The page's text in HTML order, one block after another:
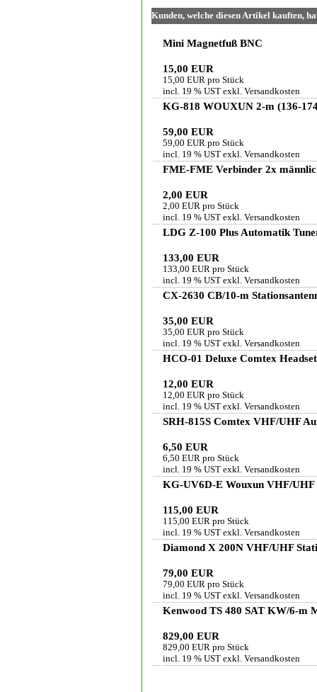
Kunden, welche diesen Artikel kauften,
Mini Magnetfuß BNC
15,00 EUR
15,00 EUR pro Stück
incl. 19 % UST exkl. Versandkosten
KG-818 WOUXUN 2-m (136-
59,00 EUR
59,00 EUR pro Stück
incl. 19 % UST exkl. Versandkosten
FME-FME Verbinder 2x
2,00 EUR
2,00 EUR pro Stück
incl. 19 % UST exkl. Versandkosten
LDG Z-100 Plus Automatik
133,00 EUR
133,00 EUR pro Stück
incl. 19 % UST exkl. Versandkosten
CX-2630 CB/10-m
35,00 EUR
35,00 EUR pro Stück
incl. 19 % UST exkl. Versandkosten
HCO-01 Deluxe Comtex
12,00 EUR
12,00 EUR pro Stück
incl. 19 % UST exkl. Versandkosten
SRH-815S Comtex VHF/UHF
6,50 EUR
6,50 EUR pro Stück
incl. 19 % UST exkl. Versandkosten
KG-UV6D-E Wouxun VHF/
115,00 EUR
115,00 EUR pro Stück
incl. 19 % UST exkl. Versandkosten
Diamond X 200N VHF/UHF
79,00 EUR
79,00 EUR pro Stück
incl. 19 % UST exkl. Versandkosten
Kenwood TS 480 SAT KW/6-m
829,00 EUR
829,00 EUR pro Stück
incl. 19 % UST exkl. Versandkosten